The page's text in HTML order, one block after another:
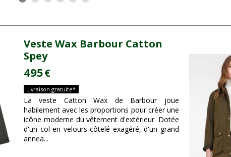
Veste Wax Barbour Catton
Spey
495€
Livraison gratuite*
La veste Catton Wax de Barbour joue
habilement avec les proportions pour créer une
icône moderne du vêtement d'extérieur. Dotée
d'un col en velours côtelé exagéré, d'un grand
annea...